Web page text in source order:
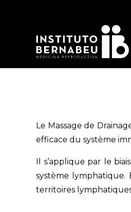
Le Massage de
efficace du système
Il s’applique par le
système
territoires